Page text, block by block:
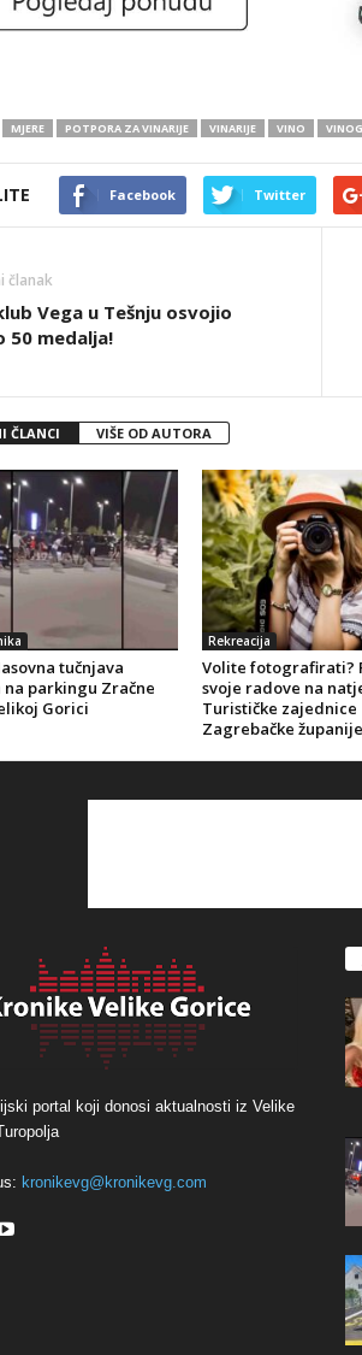
MJERE POTPORA ZA VINARIJE VINARIJE VINO
Facebook Twitter
članak
Vega u Tešnju osvojio
50 medalja!
ČLANCI VIŠE OD AUTORA
tučnjava
na parkingu Zračne
Gorici
Rekreacija
Volite fotografirati?
svoje radove na
Turističke zajednice
Zagrebačke županije
portal koji donosi aktualnosti iz Velike
kronikevg@kronikevg.com